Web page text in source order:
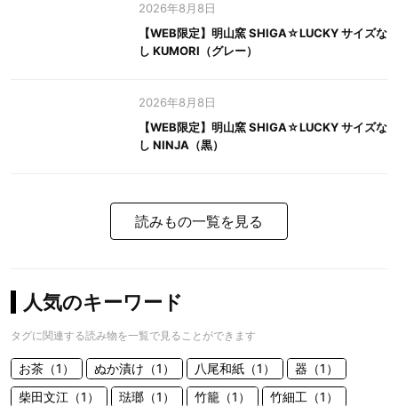
2026年8月8日
【WEB限定】明山窯 SHIGA☆LUCKY サイズな
し KUMORI（グレー）
2026年8月8日
【WEB限定】明山窯 SHIGA☆LUCKY サイズな
し NINJA（黒）
読みもの一覧を見る
人気のキーワード
タグに関連する読み物を一覧で見ることができます
お茶（1） ぬか漬け（1） 八尾和紙（1）
器（1）
柴田文江（1）
琺瑯（1） 竹籠（1） 竹細工（1）